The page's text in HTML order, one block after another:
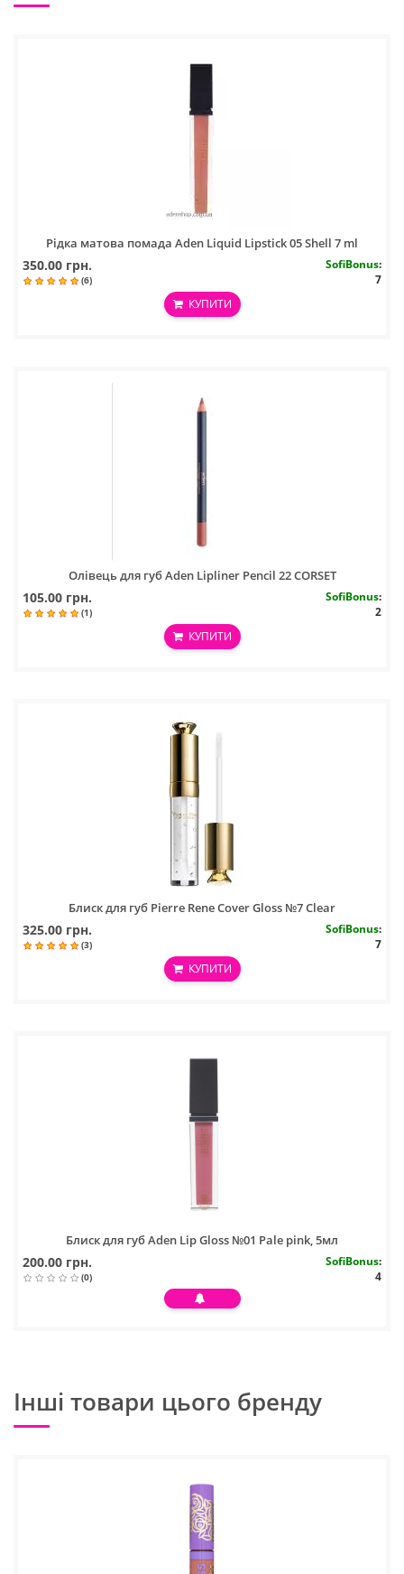
Рідка матова помада Aden Liquid Lipstick 05 Shell 7 ml
350.00 грн.
(6)
SofiBonus:
7
КУПИТИ
Олівець для губ Aden Lipliner Pencil 22 CORSET
105.00 грн.
(1)
SofiBonus:
2
КУПИТИ
Блиск для губ Pierre Rene Cover Gloss №7 Clear
325.00 грн.
(3)
SofiBonus:
7
КУПИТИ
Блиск для губ Aden Lip Gloss №01 Pale pink, 5мл
200.00 грн.
(0)
SofiBonus:
4
Інші товари цього бренду